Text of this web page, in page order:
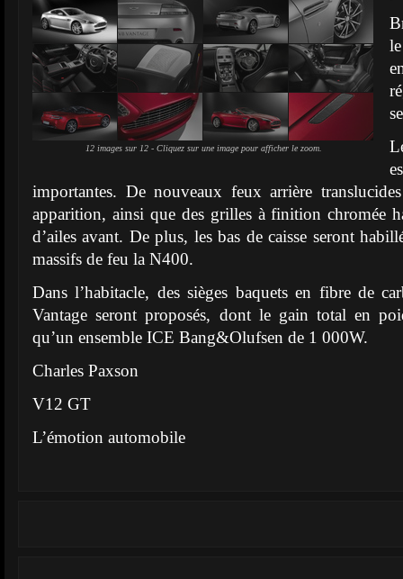
12 images sur 12 - Cliquez sur une image pour afficher le zoom.
importantes. De nouveaux feux arrière
apparition, ainsi que des grilles à finition chromée
d’ailes avant. De plus, les bas de caisse seront
massifs de feu la N400.
Dans l’habitacle, des sièges baquets en fibre de
Vantage seront proposés, dont le gain total en
qu’un ensemble ICE Bang&Olufsen de 1 000W.
Charles Paxson
V12 GT
L’émotion automobile